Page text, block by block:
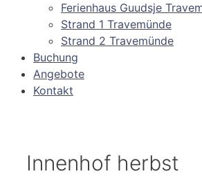
Ferienhaus Guudsje
Strand 1 Travemünde
Strand 2 Travemünde
Buchung
Angebote
Kontakt
Innenhof herbst